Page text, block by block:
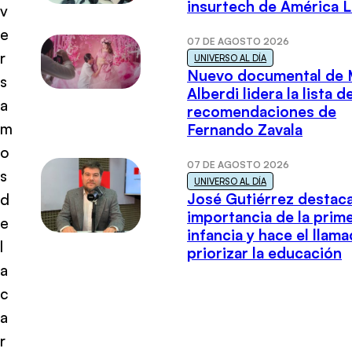
v
e
r
s
a
m
o
s
d
e
l
a
c
a
r
insurtech de América
07 DE AGOSTO 2026
UNIVERSO AL DÍA
Nuevo documental de
Alberdi lidera la lista
recomendaciones de
Fernando Zavala
07 DE AGOSTO 2026
UNIVERSO AL DÍA
José Gutiérrez
importancia de la
infancia y hace el
priorizar la educación